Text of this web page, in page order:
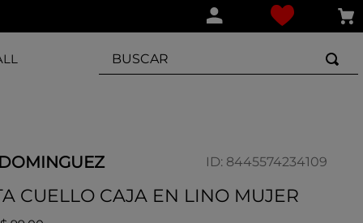
BUSCAR
ID: 8445574234109
CUELLO CAJA EN LINO MUJER